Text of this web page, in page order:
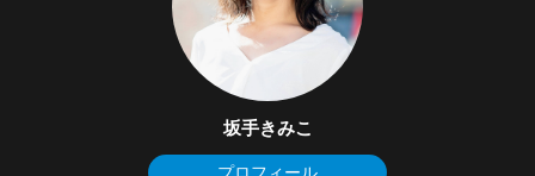
坂手きみこ
プロフィール